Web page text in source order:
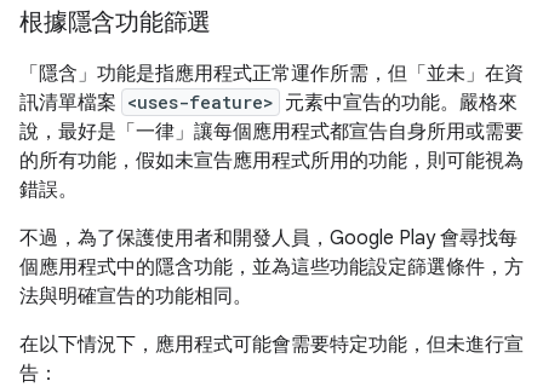
根據隱含功能篩選
「隱含」 功能是指應用程式正常運作所需，但「並未」 在資
訊清單檔案 <uses-feature> 元素中宣告的功能。嚴格來
說，最好是「一律」讓每個應用程式都宣告自身所用或需要
的所有功能，假如未宣告應用程式所用的功能，則可能視為
錯誤。
不過，為了保護使用者和開發人員，Google Play 會尋找每
個應用程式中的隱含功能，並為這些功能設定篩選條件，方
法與明確宣告的功能相同。
在以下情況下，應用程式可能會需要特定功能，但未進行宣
告：